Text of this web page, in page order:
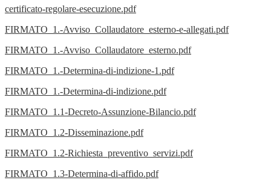
certificato-regolare-esecuzione.pdf
FIRMATO_1.-Avviso_Collaudatore_esterno-e-allegati.pdf
FIRMATO_1.-Avviso_Collaudatore_esterno.pdf
FIRMATO_1.-Determina-di-indizione-1.pdf
FIRMATO_1.-Determina-di-indizione.pdf
FIRMATO_1.1-Decreto-Assunzione-Bilancio.pdf
FIRMATO_1.2-Disseminazione.pdf
FIRMATO_1.2-Richiesta_preventivo_servizi.pdf
FIRMATO_1.3-Determina-di-affido.pdf